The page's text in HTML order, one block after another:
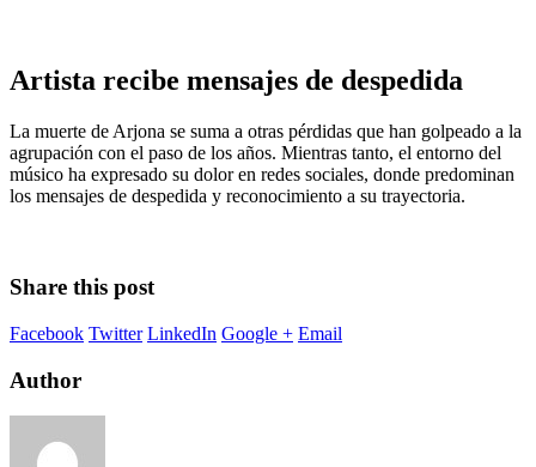
Artista recibe mensajes de despedida
La muerte de Arjona se suma a otras pérdidas que han golpeado a la
agrupación con el paso de los años. Mientras tanto, el entorno del
músico ha expresado su dolor en redes sociales, donde predominan
los mensajes de despedida y reconocimiento a su trayectoria.
Share this post
Facebook Twitter LinkedIn Google + Email
Author